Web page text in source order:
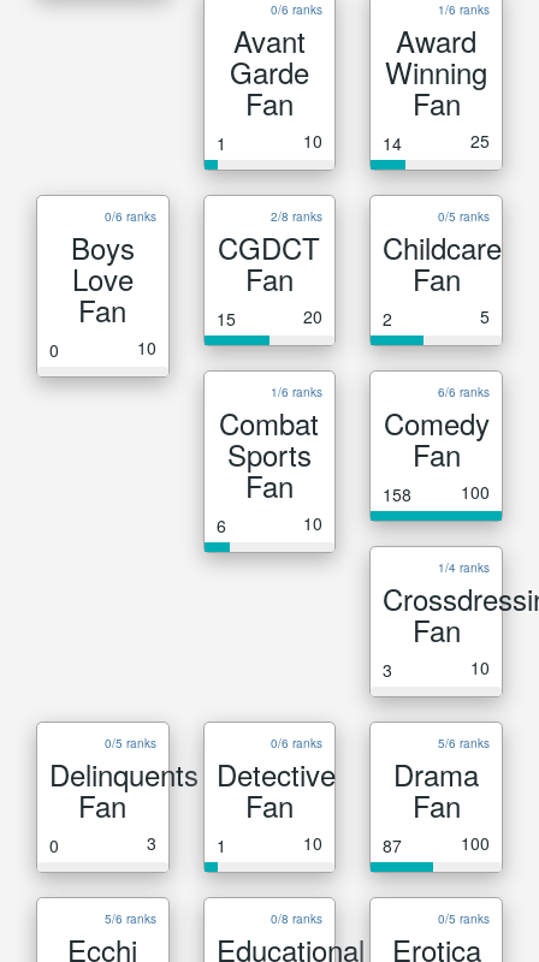
0/6 ranks
Avant
Garde
Fan
1 10
1/6 ranks
Award
Winning
Fan
14 25
0/6 ranks
Boys
Love
Fan
0 10
2/8 ranks
CGDCT
Fan
15 20
0/5 ranks
Childcare
Fan
2 5
1/6 ranks
Combat
Sports
Fan
6 10
6/6 ranks
Comedy
Fan
158 100
1/4 ranks
Fan
3 10
0/5 ranks
Delinquents
Fan
0 3
0/6 ranks
Detective
Fan
1 10
5/6 ranks
Drama
Fan
87 100
5/6 ranks
Ecchi
0/8 ranks
Educational
0/5 ranks
Erotica